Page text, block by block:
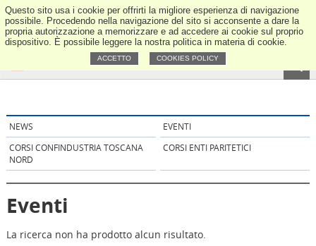
Questo sito usa i cookie per offrirti la migliore esperienza di navigazione
possibile. Procedendo nella navigazione del sito si acconsente a dare la
propria autorizzazione a memorizzare e ad accedere ai cookie sul proprio
dispositivo. È possibile leggere la nostra politica in materia di cookie.
ACCETTO COOKIES POLICY
ANCE
NEWS
EVENTI
CORSI CONFINDUSTRIA TOSCANA
NORD
CORSI ENTI PARITETICI
Eventi
La ricerca non ha prodotto alcun risultato.